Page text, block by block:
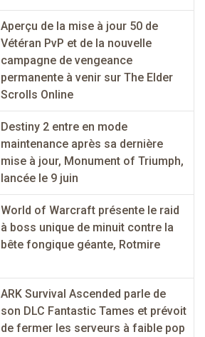
Aperçu de la mise à jour 50 de
Vétéran PvP et de la nouvelle
campagne de vengeance
permanente à venir sur The Elder
Scrolls Online
Destiny 2 entre en mode
maintenance après sa dernière
mise à jour, Monument of Triumph,
lancée le 9 juin
World of Warcraft présente le raid
à boss unique de minuit contre la
bête fongique géante, Rotmire
ARK Survival Ascended parle de
son DLC Fantastic Tames et prévoit
de fermer les serveurs à faible pop